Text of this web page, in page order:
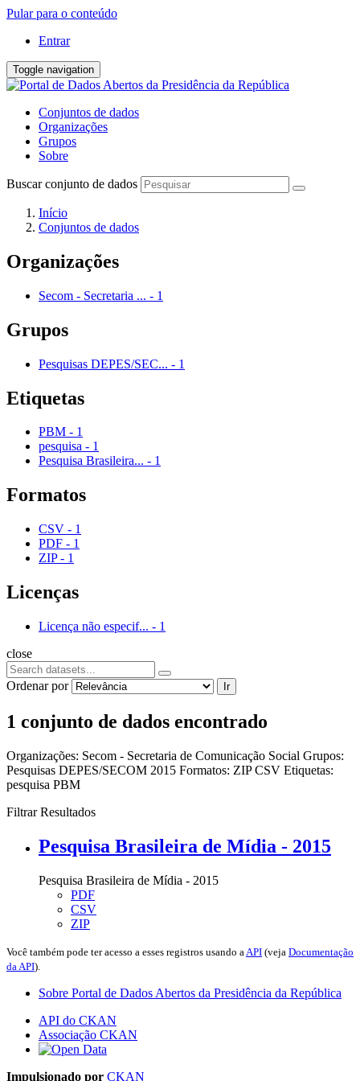
Pular para o conteúdo
Entrar
Toggle navigation
Conjuntos de dados
Organizações
Grupos
Sobre
Buscar conjunto de dados
Início
Conjuntos de dados
Organizações
Secom - Secretaria ... - 1
Grupos
Pesquisas DEPES/SEC... - 1
Etiquetas
PBM - 1
pesquisa - 1
Pesquisa Brasileira... - 1
Formatos
CSV - 1
PDF - 1
ZIP - 1
Licenças
Licença não especif... - 1
close
Ordenar por Ir
1 conjunto de dados encontrado
Organizações: Secom - Secretaria de Comunicação Social Grupos:
Pesquisas DEPES/SECOM 2015 Formatos: ZIPCSV Etiquetas:
pesquisa PBM
Filtrar Resultados
Pesquisa Brasileira de Mídia - 2015
Pesquisa Brasileira de Mídia - 2015
PDF
CSV
ZIP
Você também pode ter acesso a esses registros usando a API (veja Documentação
da API).
Sobre Portal de Dados Abertos da Presidência da República
API do CKAN
Associação CKAN
Impulsionado por CKAN